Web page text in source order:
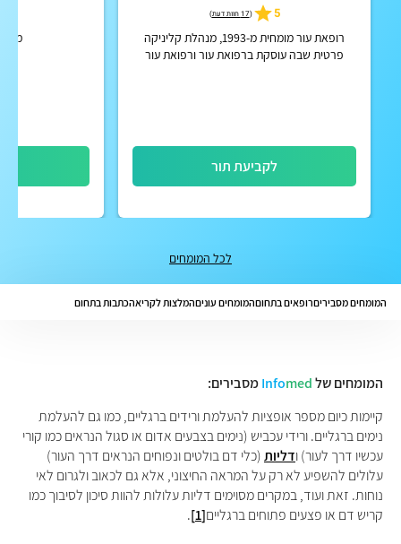
5
(17 חוות דעת )
רופאת עור מומחית מ-1993, מנהלת קליניקה
פרטית שבה עוסקת ברפואת עור ורפואת עור
לקביעת תור
לכל המומחים
המומחים מסביריםרופאים בתחוםהמומחים עוניםהמלצות לקריאהכתבות בתחום
המומחים של Infomed
מסבירים:
קיימות כיום מספר אופציות להעלמת ורידים ברגליים, כמו גם להעלמת
נימים ברגליים.ורידי עכביש (נימים בצבעים אדום או סגול הנראים כמו קורי
עכשיו דרך לעור) ודליות(כלי דם בולטים ונפוחים הנראים דרך העור)
עלולים להשפיע לא רק על המראה החיצוני, אלא גם לכאוב ולגרום לאי
נוחות. זאת ועוד, במקרים מסוימים דליות עלולות להוות סיכון לסיבוך כמו
קריש דם או פצעים פתוחים ברגליים[1]
.